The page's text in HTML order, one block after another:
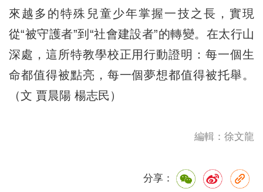
來越多的特殊兒童少年掌握一技之長，實現
從“被守護者”到“社會建設者”的轉變。在太行山
深處，這所特教學校正用行動證明：每一個生
命都值得被點亮，每一個夢想都值得被托舉。
（文 賈晨陽 楊志民）
編輯：徐文龍
分享：